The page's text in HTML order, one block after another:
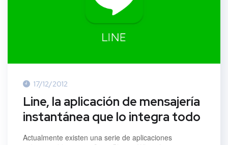
17/12/2012
Line, la aplicación de mensajería
instantánea que lo integra todo
Actualmente existen una serie de aplicaciones